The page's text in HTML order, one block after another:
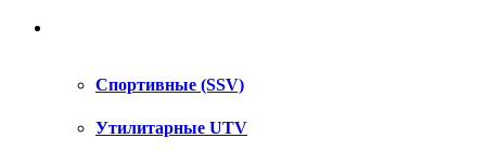
Спортивные (SSV)
Утилитарные UTV